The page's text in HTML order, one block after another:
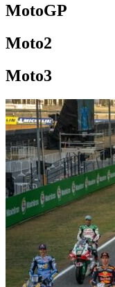
MotoGP
Moto2
Moto3